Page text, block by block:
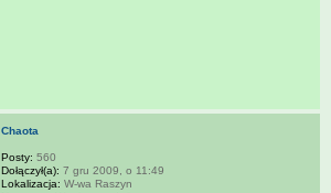
Chaota
Posty: 560
Dołączył(a): 7 gru 2009, o 11:49
Lokalizacja: W-wa Raszyn